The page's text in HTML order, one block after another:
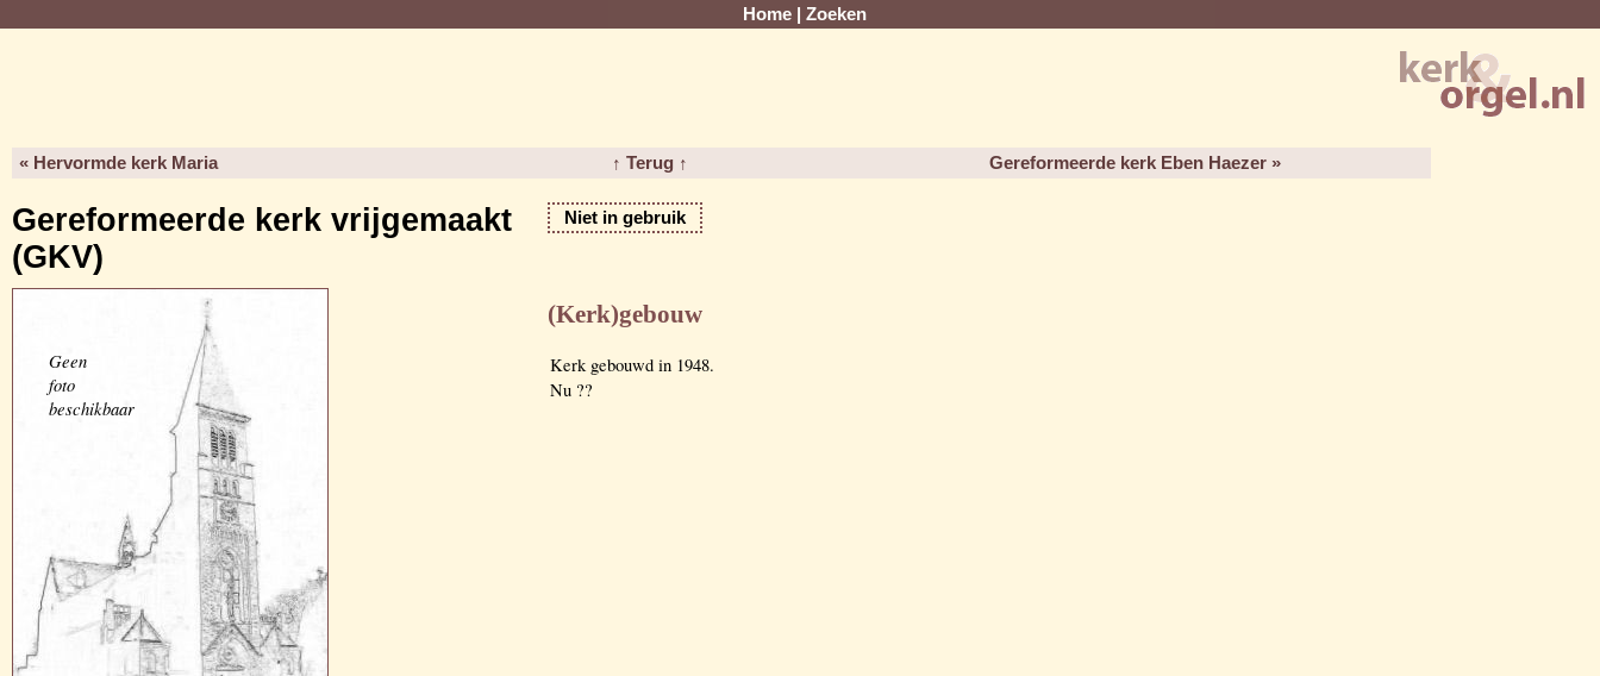
Home Zoeken
« Hervormde kerk Maria ↑ Terug ↑ Gereformeerde kerk Eben Haezer »
Gereformeerde kerk vrijgemaakt
(GKV)
Niet in gebruik
Geen
foto
beschikbaar
(Kerk)gebouw
Kerk gebouwd in 1948.
Nu ??